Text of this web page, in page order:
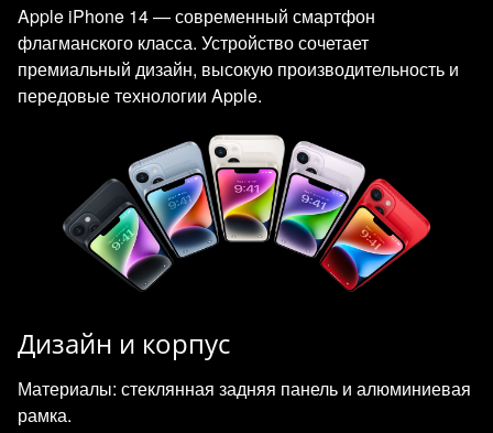
Apple iPhone 14 — современный смартфон
флагманского класса. Устройство сочетает
премиальный дизайн, высокую производительность и
передовые технологии Apple.
Дизайн и корпус
Материалы: стеклянная задняя панель и алюминиевая
рамка.